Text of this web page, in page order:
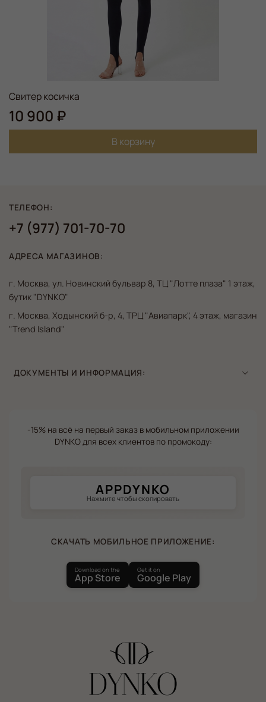
Свитер косичка
10 900 ₽
В корзину
ТЕЛЕФОН:
+7 (977) 701-70-70
АДРЕСА МАГАЗИНОВ:
г. Москва, ул. Новинский бульвар 8, ТЦ "Лотте плаза" 1 этаж,
бутик "DYNKO"
г. Москва, Ходынский б-р, 4, ТРЦ "Авиапарк", 4 этаж, магазин
"Trend Island"
ДОКУМЕНТЫ И ИНФОРМАЦИЯ:
-15% на всё на первый заказ в мобильном приложении
DYNKO для всех клиентов по промокоду:
APPDYNKO
Нажмите чтобы скопировать
СКАЧАТЬ МОБИЛЬНОЕ ПРИЛОЖЕНИЕ:
Download on the
App Store
Get it on
Google Play